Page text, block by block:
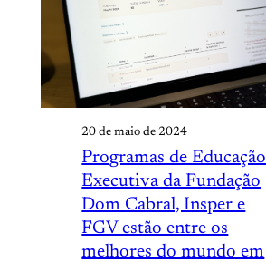
20 de maio de 2024
Programas de Educação
Executiva da Fundação
Dom Cabral, Insper e
FGV estão entre os
melhores do mundo em